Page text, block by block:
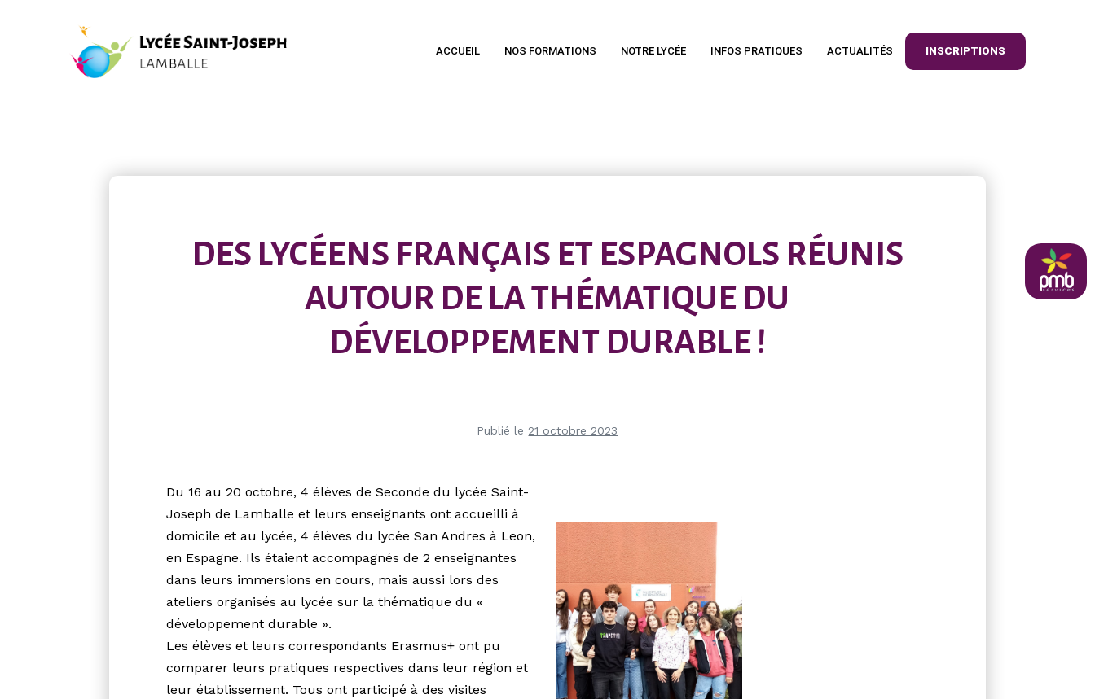
ACCUEIL NOS FORMATIONS NOTRE LYCÉE INFOS PRATIQUES ACTUALITÉS INSCRIPTIONS
DES LYCÉENS FRANÇAIS ET ESPAGNOLS RÉUNIS
AUTOUR DE LA THÉMATIQUE DU
DÉVELOPPEMENT DURABLE !
Publié le 21 octobre 2023
Du 16 au 20 octobre, 4 élèves de Seconde du lycée Saint-
Joseph de Lamballe et leurs enseignants ont accueilli à
domicile et au lycée, 4 élèves du lycée San Andres à Leon,
en Espagne. Ils étaient accompagnés de 2 enseignantes
dans leurs immersions en cours, mais aussi lors des
ateliers organisés au lycée sur la thématique du «
développement durable ».
Les élèves et leurs correspondants Erasmus+ ont pu
comparer leurs pratiques respectives dans leur région et
leur établissement. Tous ont participé à des visites
pmb